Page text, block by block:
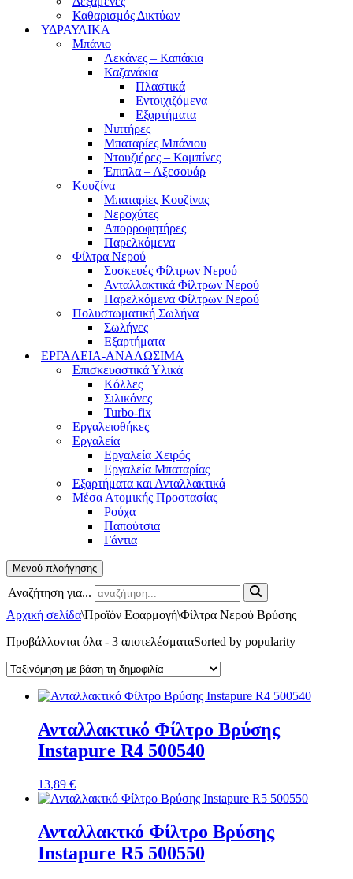
Καθαρισμός Δικτύων
ΥΔΡΑΥΛΙΚΑ
Μπάνιο
Λεκάνες – Καπάκια
Καζανάκια
Πλαστικά
Εντοιχιζόμενα
Εξαρτήματα
Νιπτήρες
Μπαταρίες Μπάνιου
Ντουζιέρες – Καμπίνες
Έπιπλα – Αξεσουάρ
Κουζίνα
Μπαταρίες Κουζίνας
Νεροχύτες
Απορροφητήρες
Παρελκόμενα
Φίλτρα Νερού
Συσκευές Φίλτρων Νερού
Ανταλλακτικά Φίλτρων Νερού
Παρελκόμενα Φίλτρων Νερού
Πολυστωματική Σωλήνα
Σωλήνες
Εξαρτήματα
ΕΡΓΑΛΕΙΑ-ΑΝΑΛΩΣΙΜΑ
Επισκευαστικά Υλικά
Κόλλες
Σιλικόνες
Turbo-fix
Εργαλειοθήκες
Εργαλεία
Εργαλεία Χειρός
Εργαλεία Μπαταρίας
Εξαρτήματα και Ανταλλακτικά
Μέσα Ατομικής Προστασίας
Ρούχα
Παπούτσια
Γάντια
Μενού πλοήγησης
Αναζήτηση για...
Αρχική σελίδα\Προϊόν Εφαρμογή\Φίλτρα Νερού Βρύσης
Προβάλλονται όλα - 3 αποτελέσματαSorted by popularity
Ανταλλακτικό Φίλτρο Βρύσης
Instapure R4 500540
13,89 €
Ανταλλακτκό Φίλτρο Βρύσης
Instapure R5 500550